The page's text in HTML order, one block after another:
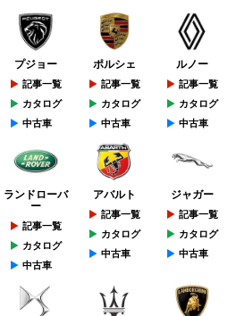
プジョー
記事一覧
カタログ
中古車
ポルシェ
記事一覧
カタログ
中古車
ルノー
記事一覧
カタログ
中古車
ランドローバ
ー
記事一覧
カタログ
中古車
アバルト
記事一覧
カタログ
中古車
ジャガー
記事一覧
カタログ
中古車